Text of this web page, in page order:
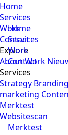
Home
Home
Services
Services
Work
Work
Contact
Contact
Explore
AboutWork
Services
Strategy Branding
marketing
Merktest
Merktest
Websitescan